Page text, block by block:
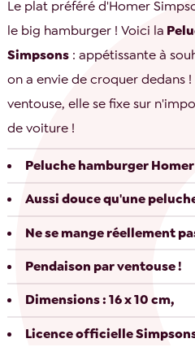
Le plat préféré d'Homer
le big hamburger ! Voici la
Simpsons : appétissante à
on a envie de croquer dedans
ventouse, elle se fixe sur
de voiture !
Peluche hamburger
Aussi douce qu'une
Ne se mange réellement
Pendaison par ventouse !
Dimensions : 16 x 10 cm,
Licence officielle